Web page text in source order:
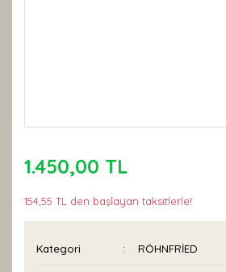
1.450,00 TL
154,55 TL den başlayan taksitlerle!
Kategori RÖHNFRİED